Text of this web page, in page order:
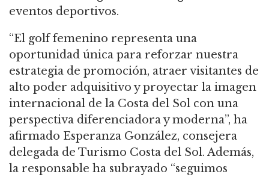
eventos deportivos.
“El golf femenino representa una
oportunidad única para reforzar nuestra
estrategia de promoción, atraer visitantes de
alto poder adquisitivo y proyectar la imagen
internacional de la Costa del Sol con una
perspectiva diferenciadora y moderna”, ha
afirmado Esperanza González, consejera
delegada de Turismo Costa del Sol. Además,
la responsable ha subrayado “seguimos